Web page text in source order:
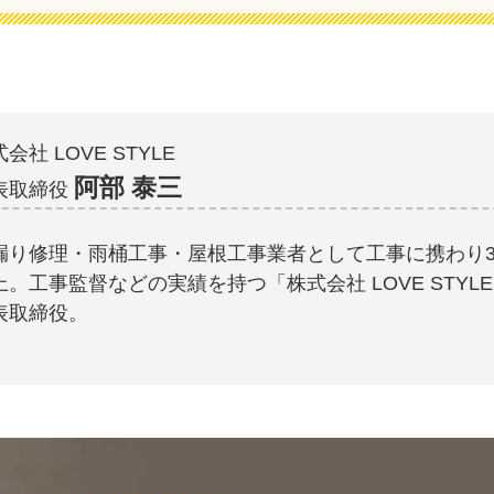
会社 LOVE STYLE
取締役 阿部 泰三
り修理・雨桶工事・屋根工事業者として工事に携わり
。工事監督などの実績を持つ「株式会社 LOVE
取締役。